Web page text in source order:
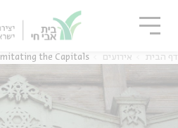
דף הבית אירועים Imitating the Capitals
סגור